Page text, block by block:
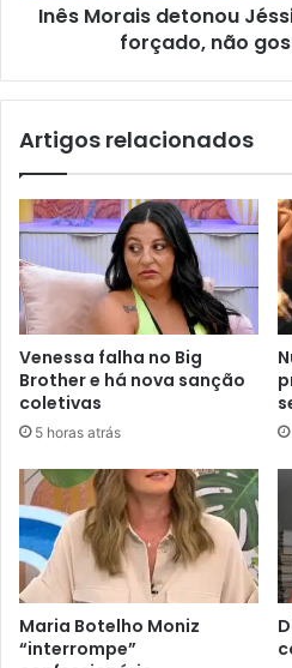
Inês Morais detonou
forçado, não
Artigos relacionados
Venessa falha no Big
Brother e há nova sanção
coletivas
5 horas atrás
Maria Botelho Moniz
“interrompe”